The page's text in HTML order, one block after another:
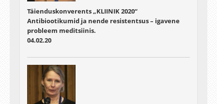
Täienduskonverents „KLIINIK 2020“
Antibiootikumid ja nende resistentsus – igavene
probleem meditsiinis.
04.02.20